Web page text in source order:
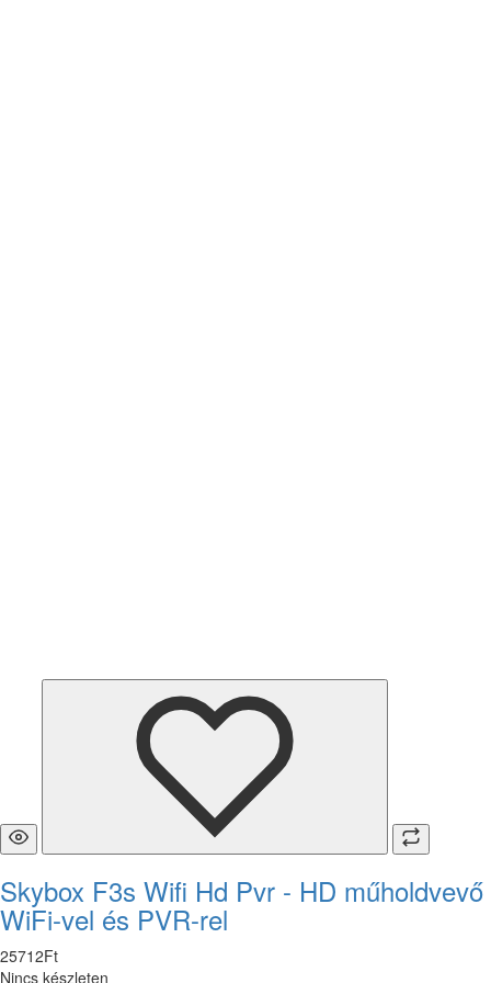
Skybox F3s Wifi Hd Pvr - HD műholdvevő
WiFi-vel és PVR-rel
25712Ft
Nincs készleten